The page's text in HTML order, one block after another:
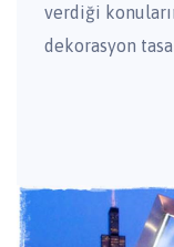
verdiği
dekorasyon